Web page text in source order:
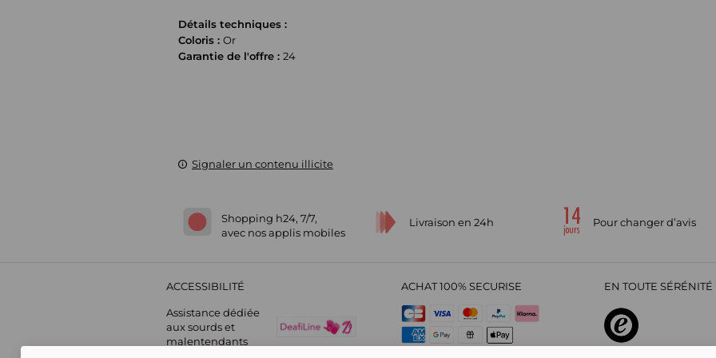
Détails techniques :
Coloris :Or
Garantie de l'offre :24
Signaler un contenu illicite
Shopping h24, 7/7,
avec nos applis mobiles
Livraison en 24h Pour changer d’avis
ACCESSIBILITÉ
Assistance dédiée
aux sourds et
malentendants
ACHAT 100% SECURISE EN TOUTE SÉRÉNITÉ